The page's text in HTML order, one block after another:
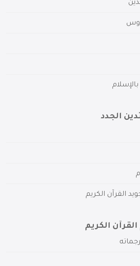
الجدد
القرآن الكريم
الكريم